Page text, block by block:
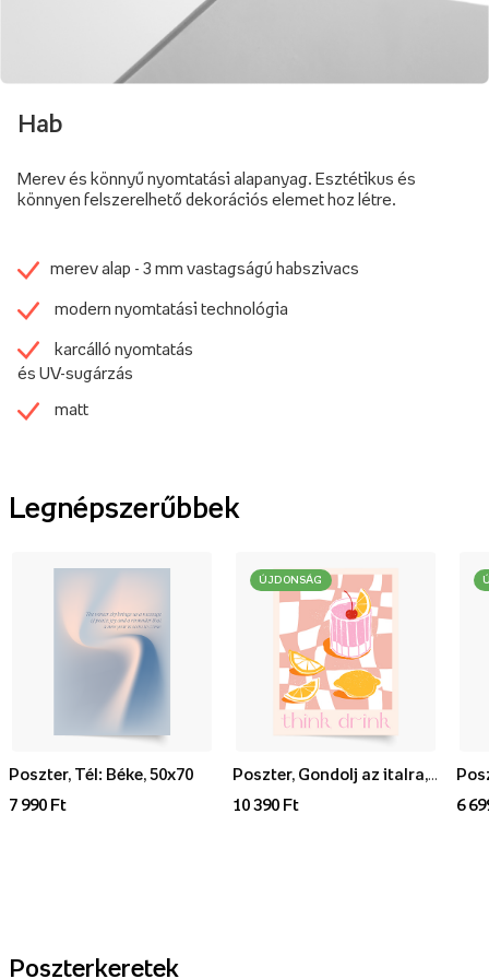
Hab
Merev és könnyű nyomtatási alapanyag. Esztétikus és
könnyen felszerelhető dekorációs elemet hoz létre.
merev alap - 3 mm vastagságú habszivacs
modern nyomtatási technológia
karcálló nyomtatás
és UV-sugárzás
matt
Legnépszerűbbek
Poszter, Tél: Béke, 50x70
7 990 Ft
ÚJDONSÁG
10 390 Ft
6
Poszterkeretek